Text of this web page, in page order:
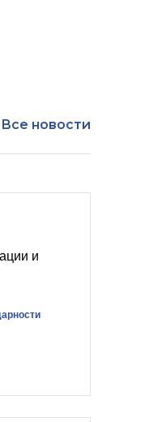
Все новости
и